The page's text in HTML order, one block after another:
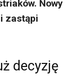
Nowy
zastąpi
decyzję